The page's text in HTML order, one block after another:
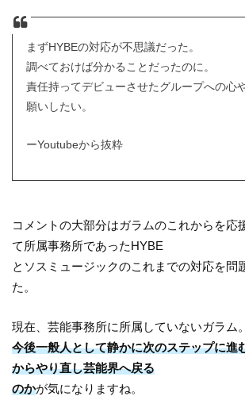
まずHYBEの対応が不思議だった。
調べておけば分かることだったのに。
責任持ってデビューさせたグループへの心
願いしたい。
ーYoutubeから抜粋
コメントの大部分はガラムのこれからを応
て所属事務所であったHYBE
とソスミュージックのこれまでの対応を問
た。
現在、芸能事務所に所属していないガラム。
今後一般人として静かに次のステップに進
からやり直し芸能界へ戻る
のかが気になりますね。